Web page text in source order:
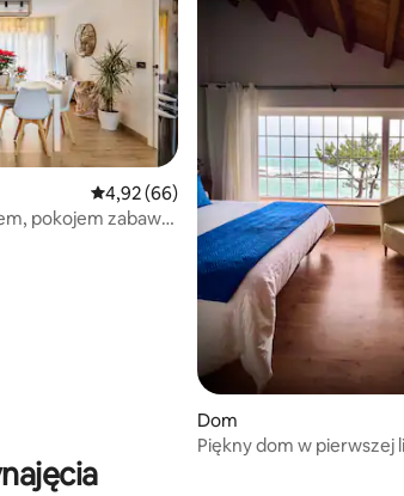
40
Średnia ocena: 4,92 na 5, liczba
4,92 (66)
pokojem zabaw
Dom
Piękny dom w pierwszej